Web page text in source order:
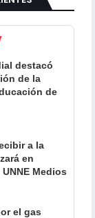
destacó
de la
de
a la
en
Medios
el gas